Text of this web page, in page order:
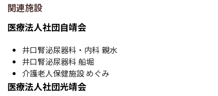
関連施設
医療法人社団自靖会
井口腎泌尿器科・内科 親水
井口腎泌尿器科 船堀
介護老人保健施設 めぐみ
医療法人社団光靖会